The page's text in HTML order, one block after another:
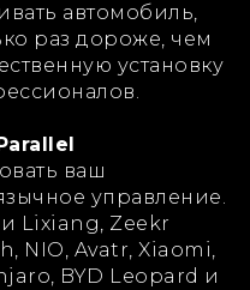
автомобиль,
раз дороже, чем
установку
ваш
управление.
Lixiang, Zeekr
NIO, Avatr, Xiaomi,
BYD Leopard и